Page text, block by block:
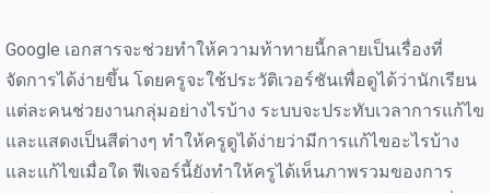
Google เอกสารจะช่วยทำให้ความท้าทายนี้กลายเป็นเรื่องที่
จัดการได้ง่ายขึ้น โดยครูจะใช้ประวัติเวอร์ชันเพื่อดูได้ว่านักเรียน
แต่ละคนช่วยงานกลุ่มอย่างไรบ้าง ระบบจะประทับเวลาการแก้ไข
และแสดงเป็นสีต่างๆ ทำให้ครูดูได้ง่ายว่ามีการแก้ไขอะไรบ้าง
และแก้ไขเมื่อใด ฟีเจอร์นี้ยังทำให้ครูได้เห็นภาพรวมของการ